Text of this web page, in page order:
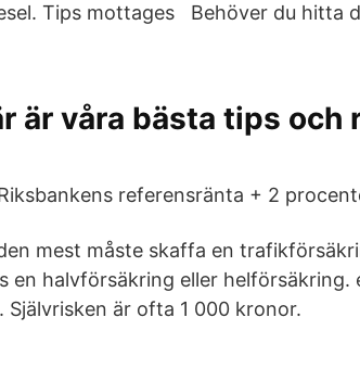
Tips mottages Behöver du hitta
är våra bästa tips och
referensränta + 2
mest måste skaffa en
en halvförsäkring eller helförsäkring.
är ofta 1 000 kronor.